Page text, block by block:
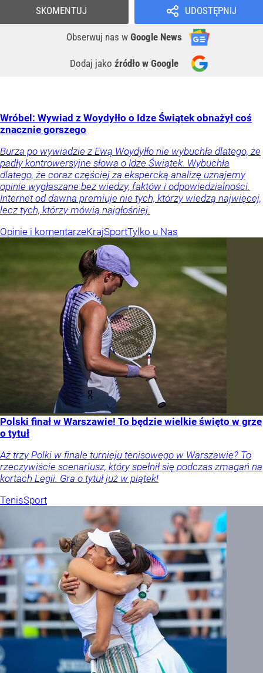
UDOSTĘPNIJ
Obserwuj nas w Google News
Dodaj jako źródło w Google
SKOMENTUJ
Wróbel: Wywiad z Woydyłło o Idze Świątek obnażył coś
znacznie gorszego
Burza po wywiadzie z Ewą Woydyłło nie wybuchła dlatego, że
padły kontrowersyjne słowa o Idze Świątek. Wybuchła
dlatego, że coraz częściej za ekspercką analizę uznajemy
opinie wygłaszane bez wiedzy, faktów i odpowiedzialności.
Internet od dawna premiuje nie tych, którzy wiedzą najwięcej,
lecz tych, którzy mówią najgłośniej.
Opinie i komentarzeKrajSportTylko u Nas
Polski finał w Warszawie! To będzie wielkie święto w grze
o tytuł
Aż trzy Polki w finale turnieju tenisowego w Warszawie? To
rzeczywiście scenariusz, który spełnił się podczas zmagań na
kortach Legii. Gra o tytuł już w piątek!
TenisSport